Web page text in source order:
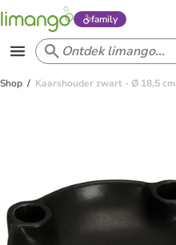
family
Shop Kaarshouder zwart - Ø 18,5 cm